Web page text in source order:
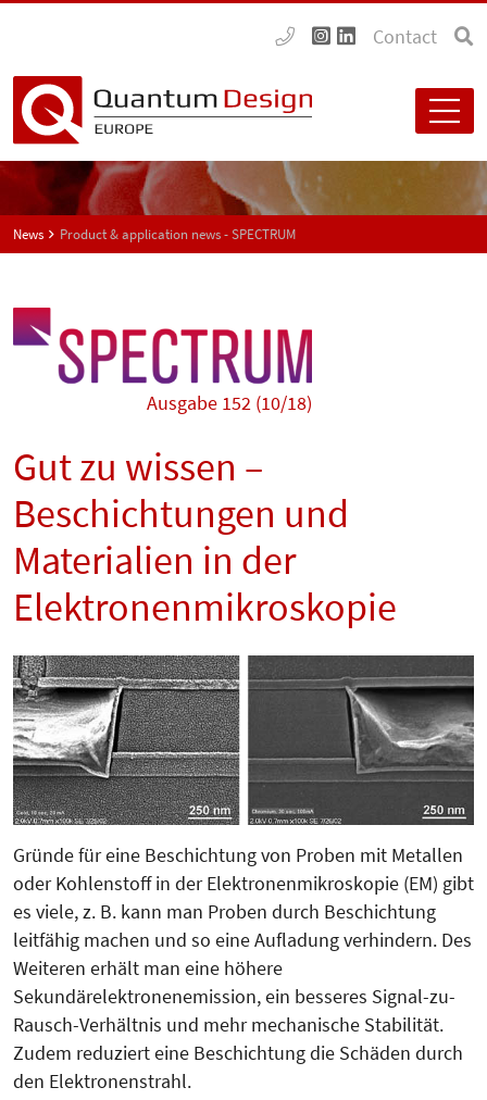
Contact
News Product & application news - SPECTRUM
Ausgabe 152 (10/18)
Gut zu wissen –
Beschichtungen und
Materialien in der
Elektronenmikroskopie
Gründe für eine Beschichtung von Proben mit Metallen
oder Kohlenstoff in der Elektronenmikroskopie (EM) gibt
es viele, z. B. kann man Proben durch Beschichtung
leitfähig machen und so eine Aufladung verhindern. Des
Weiteren erhält man eine höhere
Sekundärelektronenemission, ein besseres Signal-zu-
Rausch-Verhältnis und mehr mechanische Stabilität.
Zudem reduziert eine Beschichtung die Schäden durch
den Elektronenstrahl.